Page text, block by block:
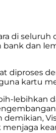
di seluruh
dan
diproses
kartu